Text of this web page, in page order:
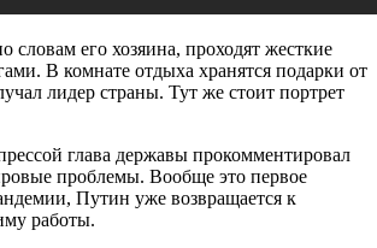
словам его хозяина, проходят жесткие
В комнате отдыха хранятся подарки от
лидер страны. Тут же стоит портрет
глава державы прокомментировал
проблемы. Вообще это первое
Путин уже возвращается к
работы.